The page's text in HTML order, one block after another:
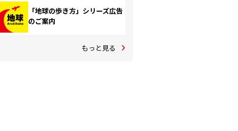
「地球の歩き方」シリーズ広告
のご案内
もっと見る